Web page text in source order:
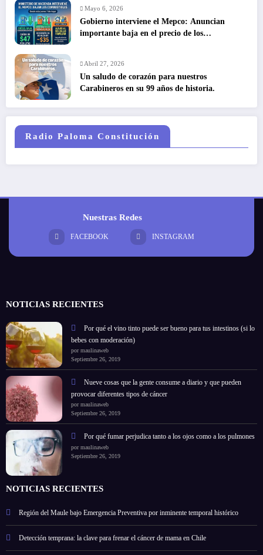
Mayo 6, 2026
Gobierno interviene el Mepco: Anuncian
importante baja en el precio de los
Abril 27, 2026
Un saludo de corazón para nuestros
Carabineros en su 99 años de historia.
Radio Paloma Constitución
Nuestras Redes
FACEBOOK INSTAGRAM
NOTICIAS RECIENTES
Por qué el vino tinto puede ser bueno para tus intestinos (si lo
bebes con moderación)
por maulinaweb
Septiembre 26, 2019
Nueve cosas que la gente consume a diario y que pueden
provocar diferentes tipos de cáncer
por maulinaweb
Septiembre 26, 2019
Por qué fumar perjudica tanto a los ojos como a los pulmones
por maulinaweb
Septiembre 26, 2019
NOTICIAS RECIENTES
Región del Maule bajo Emergencia Preventiva por inminente temporal histórico
Detección temprana: la clave para frenar el cáncer de mama en Chile